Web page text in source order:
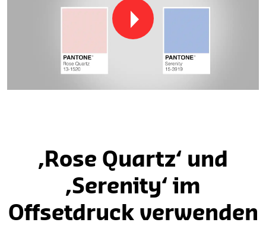
‚Rose Quartz‘ und
‚Serenity‘ im
Offsetdruck verwenden